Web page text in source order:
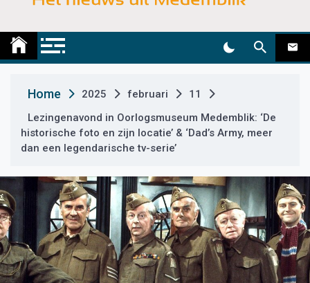
e
t
Medemblik Actueel
Home 2025 februari
11
Lezingenavond in Oorlogsmuseum Medemblik: ‘De
historische foto en zijn locatie’ & ‘Dad’s Army, meer
dan een legendarische tv-serie’